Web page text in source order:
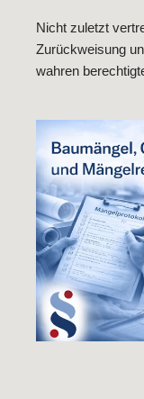
Nicht zuletzt
Zurückweisung
wahren